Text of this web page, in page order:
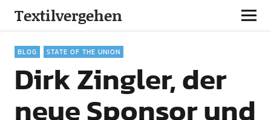
Textilvergehen
BLOG STATE OF THE UNION
Dirk Zingler, der
neue Sponsor und